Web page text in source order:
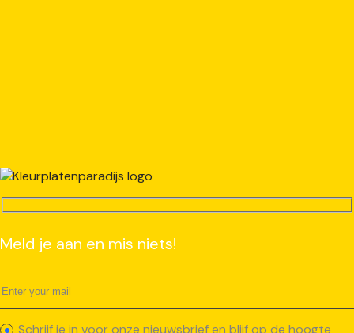
Meld je aan en mis niets!
Schrijf je in voor onze nieuwsbrief en blijf op de hoogte